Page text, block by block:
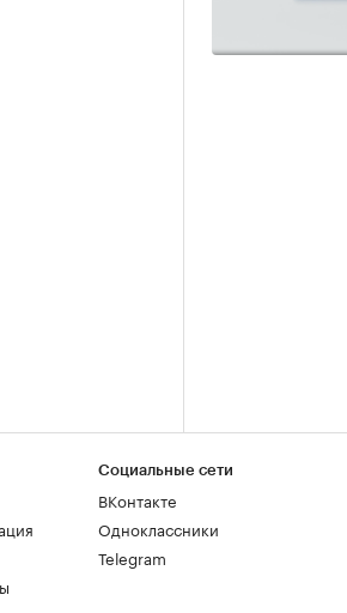
Социальные сети
ВКонтакте
Одноклассники
Telegram